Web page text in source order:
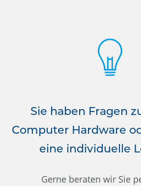
Sie haben Fragen
Computer Hardware
eine individuelle
Gerne beraten wir Sie